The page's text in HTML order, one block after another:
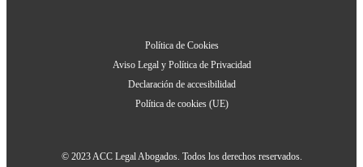
Política de Cookies
Aviso Legal y Política de Privacidad
Declaración de accesibilidad
Política de cookies (UE)
© 2023 ACC Legal Abogados. Todos los derechos reservados.